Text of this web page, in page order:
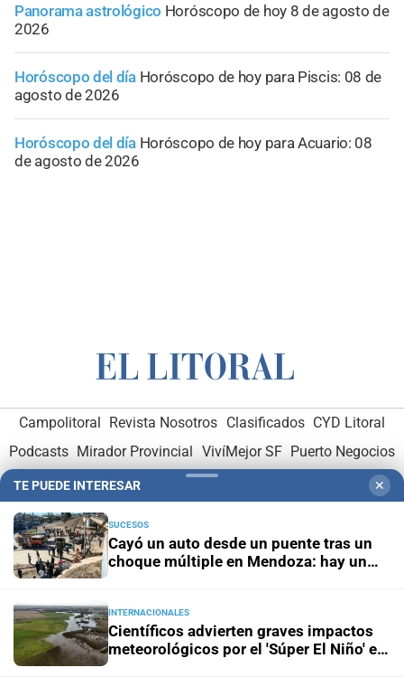
Panorama astrológico Horóscopo de hoy 8 de agosto de
2026
Horóscopo del día Horóscopo de hoy para Piscis: 08 de
agosto de 2026
Horóscopo del día Horóscopo de hoy para Acuario: 08
de agosto de 2026
Campolitoral Revista Nosotros Clasificados CYD Litoral
Podcasts Mirador Provincial VivíMejor SF Puerto Negocios
Notife
Educacion SF
Hemeroteca Digital (1930-1979)
Administración y Publicidad-Elementos institucionales-
Opcionales con El Litoral
TE PUEDE INTERESAR ✕
SUCESOS
Cayó un auto desde un puente tras un
choque múltiple en Mendoza: hay un
INTERNACIONALES
Científicos advierten graves impactos
meteorológicos por el 'Súper El Niño' en